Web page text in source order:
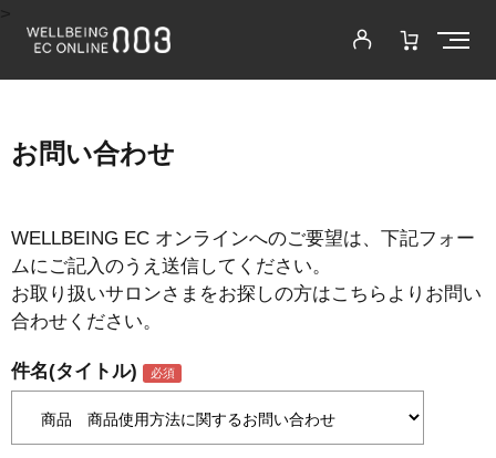
お問い合わせ
WELLBEING EC オンラインへのご要望は、下記フォー
ムにご記入のうえ送信してください。
お取り扱いサロンさまをお探しの方はこちらよりお問い
合わせください。
件名(タイトル)